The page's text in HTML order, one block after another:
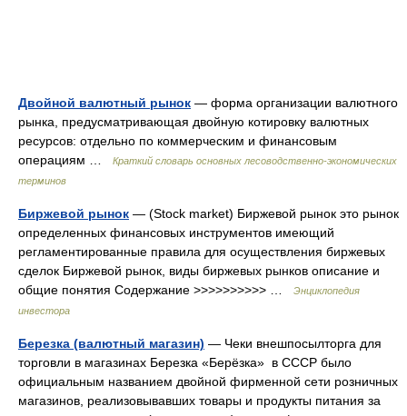
Двойной валютный рынок — форма организации валютного
рынка, предусматривающая двойную котировку валютных
ресурсов: отдельно по коммерческим и финансовым
операциям …
Краткий словарь основных лесоводственно-экономических
терминов
Биржевой рынок — (Stock market) Биржевой рынок это рынок
определенных финансовых инструментов имеющий
регламентированные правила для осуществления биржевых
сделок Биржевой рынок, виды биржевых рынков описание и
общие понятия Содержание >>>>>>>>>> …
Энциклопедия
инвестора
Березка (валютный магазин) — Чеки внешпосылторга для
торговли в магазинах Березка «Берёзка» в СССР было
официальным названием двойной фирменной сети розничных
магазинов, реализовывавших товары и продукты питания за